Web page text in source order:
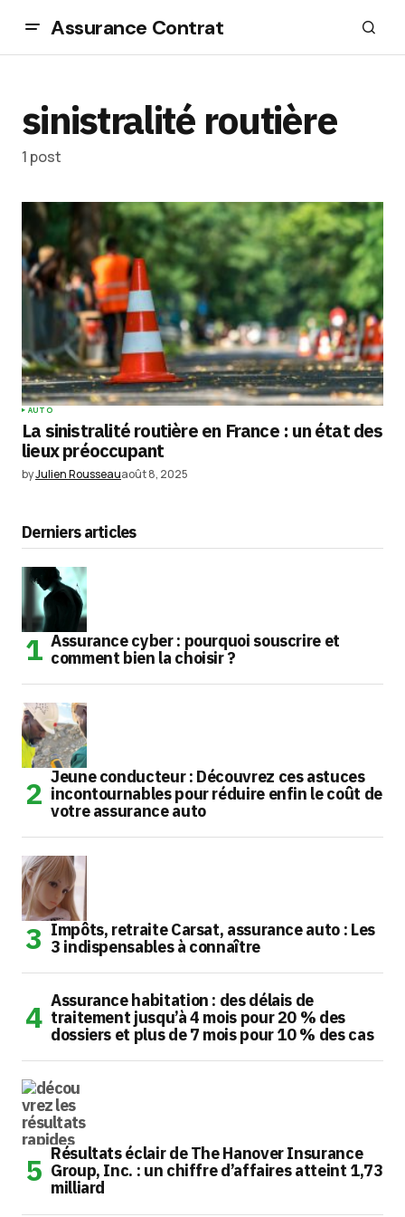
Assurance Contrat
sinistralité routière
1 post
AUTO
La sinistralité routière en France : un état des
lieux préoccupant
byJulien Rousseauaoût 8, 2025
Derniers articles
Assurance cyber : pourquoi souscrire et
comment bien la choisir ?
Jeune conducteur : Découvrez ces astuces
incontournables pour réduire enfin le coût de
votre assurance auto
Impôts, retraite Carsat, assurance auto : Les
3 indispensables à connaître
Assurance habitation : des délais de
traitement jusqu’à 4 mois pour 20 % des
dossiers et plus de 7 mois pour 10 % des cas
Résultats éclair de The Hanover Insurance
Group, Inc. : un chiffre d’affaires atteint 1,73
milliard